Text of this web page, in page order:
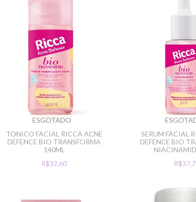
ESGOTADO
TONICO FACIAL RICCA ACNE
DEFENCE BIO TRANSFORMA
140ML
R$32,60
SERUM FACIAL
DEFENCE BIO